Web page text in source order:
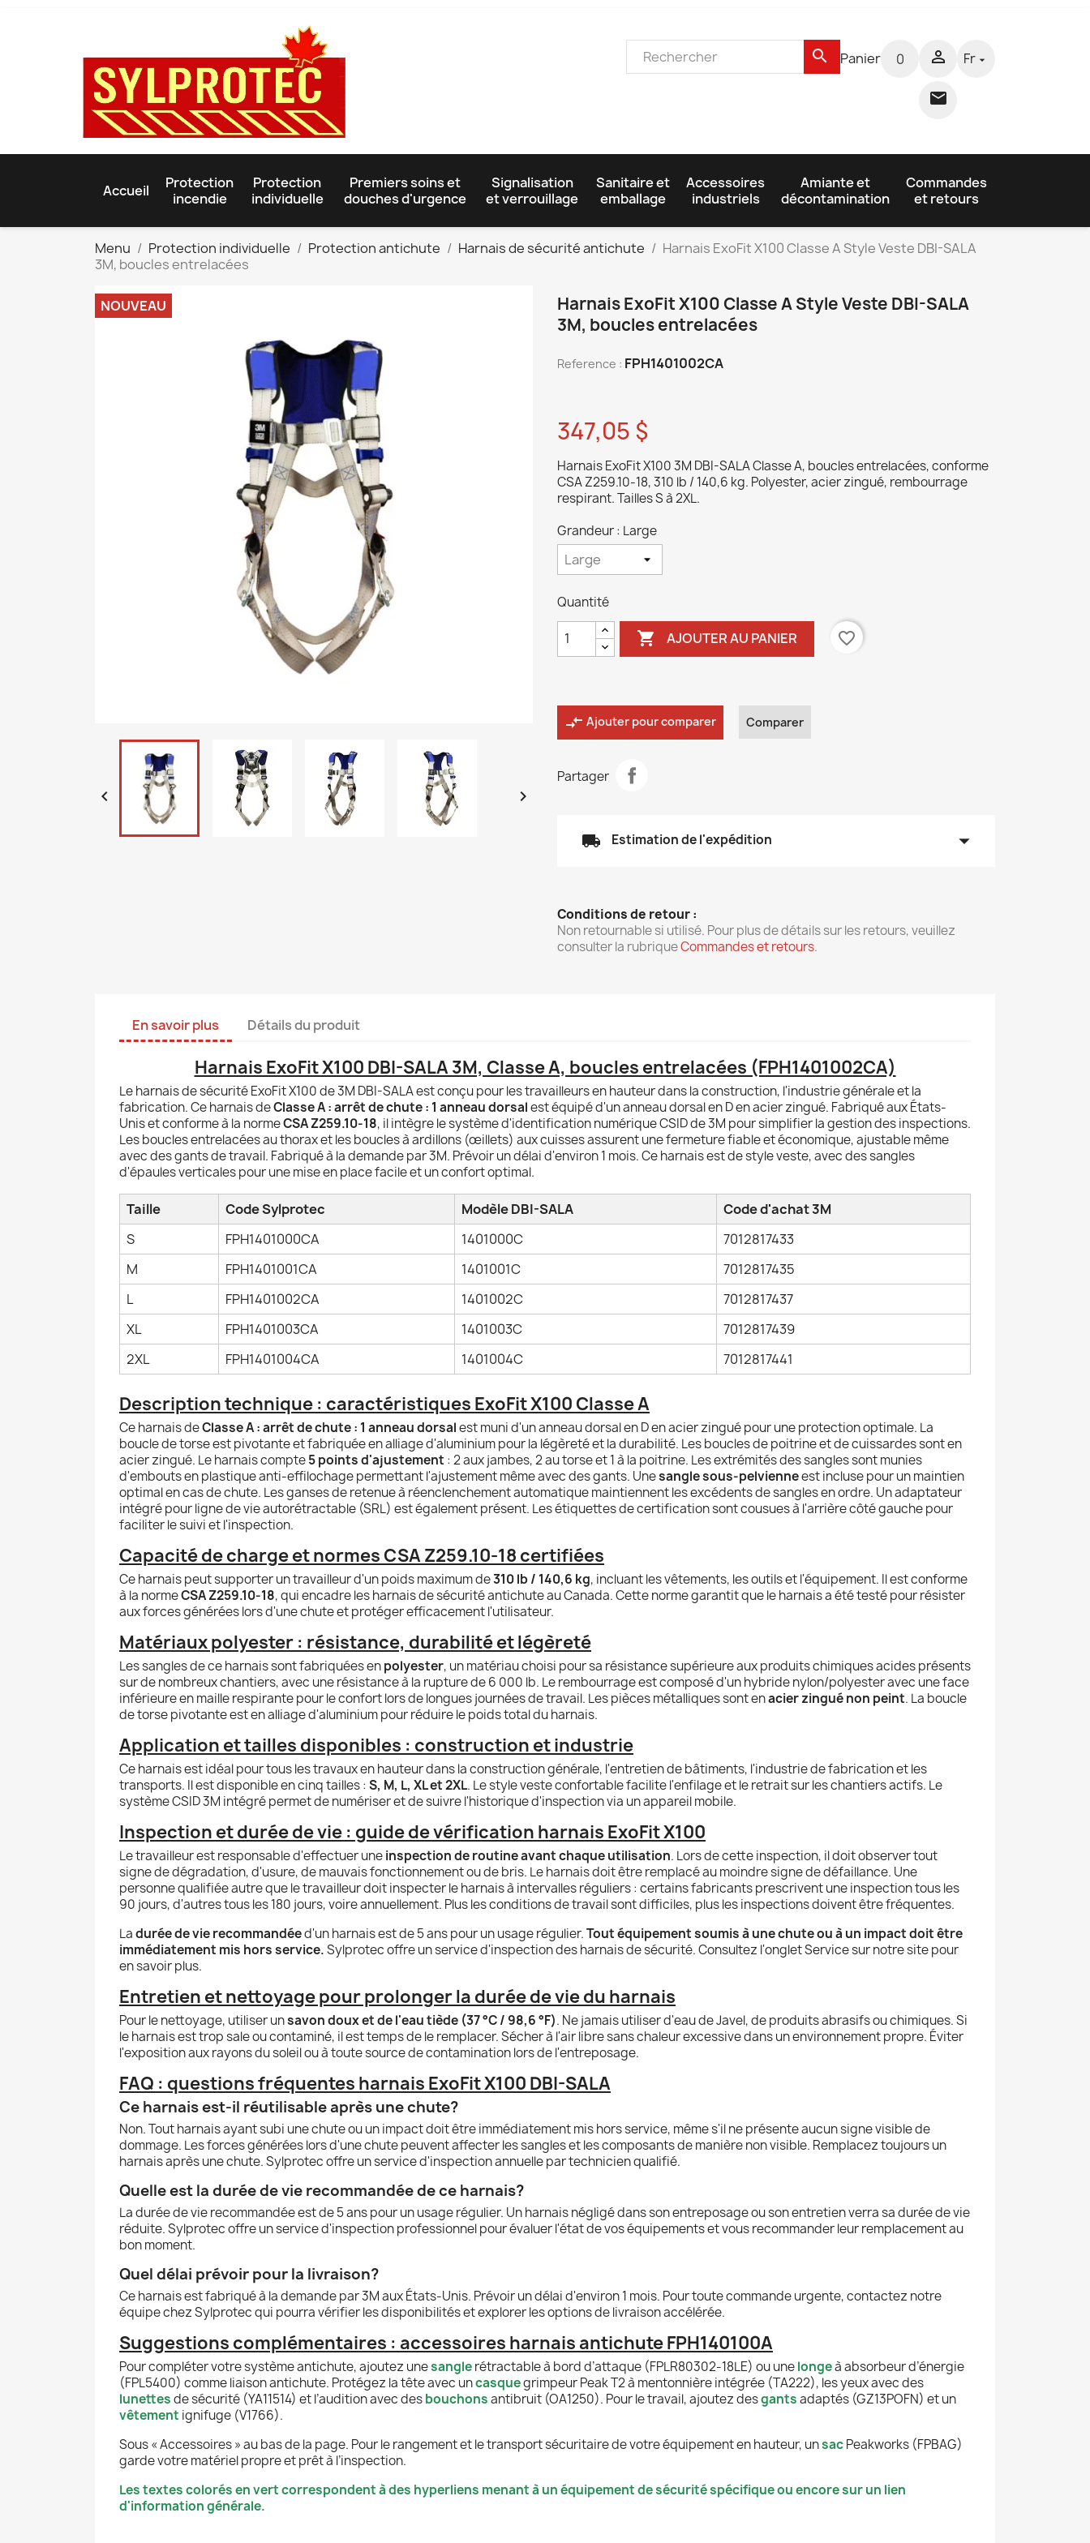
search Panier 0 

Fr 
Accueil
Protection
incendie
Protection
individuelle
Premiers soins et
douches d'urgence
Signalisation
et verrouillage
Sanitaire et
emballage
Accessoires
industriels
Amiante et
décontamination
Commandes
et retours
Menu Protection individuelle Protection antichute Harnais de sécurité antichute
Harnais ExoFit X100 Classe A Style Veste DBI-SALA
3M, boucles entrelacées
NOUVEAU
 
Harnais ExoFit X100 Classe A Style Veste DBI-SALA
3M, boucles entrelacées
Reference : FPH1401002CA
347,05 $
Harnais ExoFit X100 3M DBI-SALA Classe A, boucles entrelacées, conforme
CSA Z259.10-18, 310 lb / 140,6 kg. Polyester, acier zingué, rembourrage
respirant. Tailles S à 2XL.
Grandeur : Large
Quantité
 AJOUTER AU PANIER favorite_border
compare_arrows Ajouter pour comparer Comparer
Partager
local_shipping Estimation de l'expédition arrow_drop_down
Conditions de retour :
Non retournable si utilisé. Pour plus de détails sur les retours, veuillez
consulter la rubriqueCommandes et retours.
En savoir plus Détails du produit
Harnais ExoFit X100 DBI-SALA 3M, Classe A, boucles entrelacées (FPH1401002CA)
Le harnais de sécurité ExoFit X100 de 3M DBI-SALA est conçu pour les travailleurs en hauteur dans la construction, l'industrie générale et la
fabrication. Ce harnais deClasse A : arrêt de chute : 1 anneau dorsalest équipé d'un anneau dorsal en D en acier zingué. Fabriqué aux États-
Unis et conforme à la normeCSA Z259.10-18, il intègre le système d'identification numérique CSID de 3M pour simplifier la gestion des inspections.
Les boucles entrelacées au thorax et les boucles à ardillons (œillets) aux cuisses assurent une fermeture fiable et économique, ajustable même
avec des gants de travail. Fabriqué à la demande par 3M. Prévoir un délai d'environ 1 mois. Ce harnais est de style veste, avec des sangles
d'épaules verticales pour une mise en place facile et un confort optimal.
Taille Code Sylprotec Modèle DBI-SALA
Code d'achat 3M
S
FPH1401000CA 1401000C
7012817433
M
FPH1401001CA 1401001C
7012817435
L
FPH1401002CA 1401002C
7012817437
XL
FPH1401003CA 1401003C
7012817439
2XL
FPH1401004CA 1401004C 7012817441
Description technique : caractéristiques ExoFit X100 Classe A
Ce harnais deClasse A : arrêt de chute : 1 anneau dorsalest muni d'un anneau dorsal en D en acier zingué pour une protection optimale. La
boucle de torse est pivotante et fabriquée en alliage d'aluminium pour la légèreté et la durabilité. Les boucles de poitrine et de cuissardes sont en
acier zingué. Le harnais compte5 points d'ajustement : 2 aux jambes, 2 au torse et 1 à la poitrine. Les extrémités des sangles sont munies
d'embouts en plastique anti-effilochage permettant l'ajustement même avec des gants. Unesangle sous-pelvienneest incluse pour un maintien
optimal en cas de chute. Les ganses de retenue à réenclenchement automatique maintiennent les excédents de sangles en ordre. Un adaptateur
intégré pour ligne de vie autorétractable (SRL) est également présent. Les étiquettes de certification sont cousues à l'arrière côté gauche pour
faciliter le suivi et l'inspection.
Capacité de charge et normes CSA Z259.10-18 certifiées
Ce harnais peut supporter un travailleur d'un poids maximum de310 lb / 140,6 kg, incluant les vêtements, les outils et l'équipement. Il est conforme
à la normeCSA Z259.10-18, qui encadre les harnais de sécurité antichute au Canada. Cette norme garantit que le harnais a été testé pour résister
aux forces générées lors d'une chute et protéger efficacement l'utilisateur.
Matériaux polyester : résistance, durabilité et légèreté
Les sangles de ce harnais sont fabriquées enpolyester, un matériau choisi pour sa résistance supérieure aux produits chimiques acides présents
sur de nombreux chantiers, avec une résistance à la rupture de 6 000 lb. Le rembourrage est composé d'un hybride nylon/polyester avec une face
inférieure en maille respirante pour le confort lors de longues journées de travail. Les pièces métalliques sont enacier zingué non peint. La boucle
de torse pivotante est en alliage d'aluminium pour réduire le poids total du harnais.
Application et tailles disponibles : construction et industrie
Ce harnais est idéal pour tous les travaux en hauteur dans la construction générale, l'entretien de bâtiments, l'industrie de fabrication et les
transports. Il est disponible en cinq tailles : S, M, L, XL et 2XL. Le style veste confortable facilite l'enfilage et le retrait sur les chantiers actifs. Le
système CSID 3M intégré permet de numériser et de suivre l'historique d'inspection via un appareil mobile.
Inspection et durée de vie : guide de vérification harnais ExoFit X100
Le travailleur est responsable d'effectuer uneinspection de routine avant chaque utilisation. Lors de cette inspection, il doit observer tout
signe de dégradation, d'usure, de mauvais fonctionnement ou de bris. Le harnais doit être remplacé au moindre signe de défaillance. Une
personne qualifiée autre que le travailleur doit inspecter le harnais à intervalles réguliers : certains fabricants prescrivent une inspection tous les
90 jours, d'autres tous les 180 jours, voire annuellement. Plus les conditions de travail sont difficiles, plus les inspections doivent être fréquentes.
Ladurée de vie recommandéed'un harnais est de 5 ans pour un usage régulier.Tout équipement soumis à une chute ou à un impact doit être
immédiatement mis hors service.Sylprotec offre un service d'inspection des harnais de sécurité. Consultez l'onglet Service sur notre site pour
en savoir plus.
Entretien et nettoyage pour prolonger la durée de vie du harnais
Pour le nettoyage, utiliser unsavon doux et de l'eau tiède (37 °C / 98,6 °F). Ne jamais utiliser d'eau de Javel, de produits abrasifs ou chimiques. Si
le harnais est trop sale ou contaminé, il est temps de le remplacer. Sécher à l'air libre sans chaleur excessive dans un environnement propre. Éviter
l'exposition aux rayons du soleil ou à toute source de contamination lors de l'entreposage.
FAQ : questions fréquentes harnais ExoFit X100 DBI-SALA
Ce harnais est-il réutilisable après une chute?
Non. Tout harnais ayant subi une chute ou un impact doit être immédiatement mis hors service, même s'il ne présente aucun signe visible de
dommage. Les forces générées lors d'une chute peuvent affecter les sangles et les composants de manière non visible. Remplacez toujours un
harnais après une chute. Sylprotec offre un service d'inspection annuelle par technicien qualifié.
Quelle est la durée de vie recommandée de ce harnais?
La durée de vie recommandée est de 5 ans pour un usage régulier. Un harnais négligé dans son entreposage ou son entretien verra sa durée de vie
réduite. Sylprotec offre un service d'inspection professionnel pour évaluer l'état de vos équipements et vous recommander leur remplacement au
bon moment.
Quel délai prévoir pour la livraison?
Ce harnais est fabriqué à la demande par 3M aux États-Unis. Prévoir un délai d'environ 1 mois. Pour toute commande urgente, contactez notre
équipe chez Sylprotec qui pourra vérifier les disponibilités et explorer les options de livraison accélérée.
Suggestions complémentaires : accessoires harnais antichute FPH140100A
Pour compléter votre système antichute, ajoutez unesanglerétractable à bord d’attaque (FPLR80302-18LE) ou unelongeà absorbeur d’énergie
(FPL5400) comme liaison antichute. Protégez la tête avec uncasquegrimpeur Peak T2 à mentonnière intégrée (TA222), les yeux avec des
lunettesde sécurité (YA11514) et l’audition avec desbouchonsantibruit (OA1250). Pour le travail, ajoutez desgantsadaptés (GZ13POFN) et un
vêtement ignifuge (V1766).
Sous « Accessoires » au bas de la page. Pour le rangement et le transport sécuritaire de votre équipement en hauteur, unsacPeakworks (FPBAG)
garde votre matériel propre et prêt à l’inspection.
Les textes colorés en vert correspondent à des hyperliens menant à un équipement de sécurité spécifique ou encore sur un lien
d'information générale.